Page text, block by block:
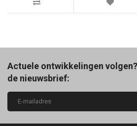
Actuele ontwikkelingen
de nieuwsbrief: